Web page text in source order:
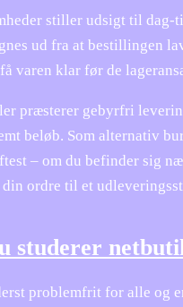
stiller udsigt til dag-
ud fra at bestillingen
varen klar før de
præsterer gebyrfri
beløb. Som alternativ
– om du befinder sig
ordre til et
studerer
problemfrit for alle og